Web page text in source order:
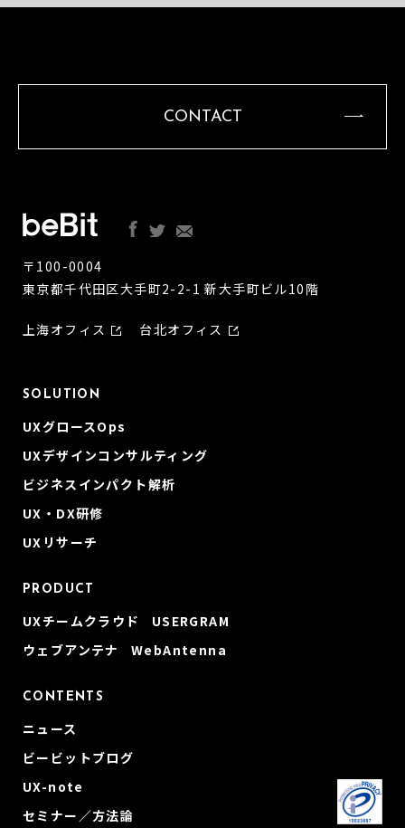
CONTACT
〒100-0004
東京都千代田区大手町2-2-1 新大手町ビル10階
上海オフィス 台北オフィス
SOLUTION
UXグロースOps
UXデザインコンサルティング
ビジネスインパクト解析
UX・DX研修
UXリサーチ
PRODUCT
UXチームクラウド USERGRAM
ウェブアンテナ WebAntenna
CONTENTS
ニュース
ビービットブログ
UX-note
セミナー／方法論